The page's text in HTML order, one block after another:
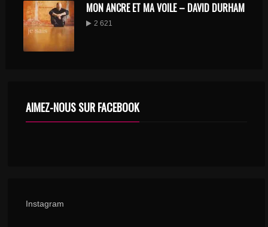
MON ANCRE ET MA VOILE – DAVID DURHAM
2 621
AIMEZ-NOUS SUR FACEBOOK
Instagram